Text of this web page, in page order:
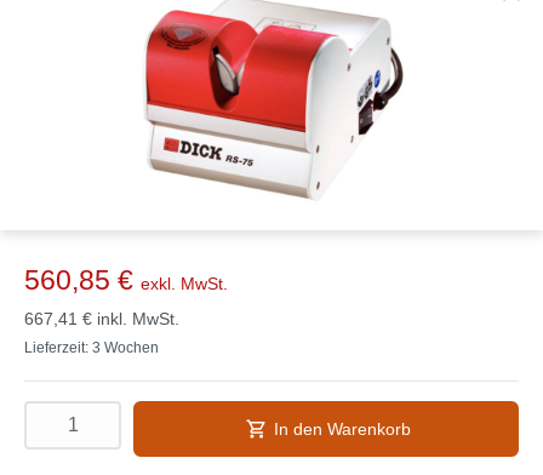
560,85 € exkl. MwSt.
667,41 € inkl. MwSt.
Lieferzeit: 3 Wochen
In den Warenkorb